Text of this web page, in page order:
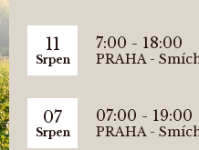
11
Srpen
7:00 - 18:00
PRAHA -
07
Srpen
07:00 - 19:00
PRAHA -